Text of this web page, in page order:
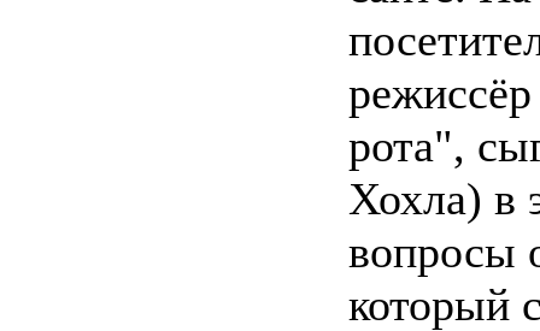
рота",
Хохла) в
вопросы
который